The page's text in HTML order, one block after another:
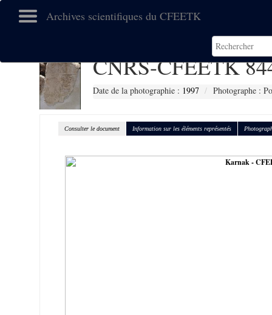
Archives scientifiques du CFEETK
CNRS-CFEETK
Date de la photographie : 1997 Photographe :
Consulter le document Information sur les éléments représentés